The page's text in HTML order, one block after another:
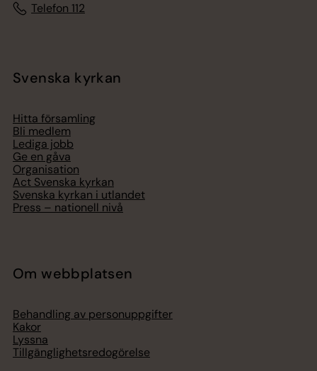
Telefon 112
Svenska kyrkan
Hitta församling
Bli medlem
Lediga jobb
Ge en gåva
Organisation
Act Svenska kyrkan
Svenska kyrkan i utlandet
Press – nationell nivå
Om webbplatsen
Behandling av personuppgifter
Kakor
Lyssna
Tillgänglighetsredogörelse